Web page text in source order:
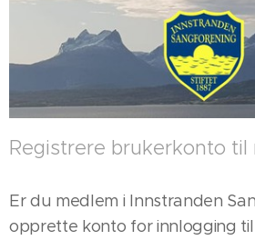
Registrere brukerkonto til
Er du medlem i Innstranden
opprette konto for innlogging